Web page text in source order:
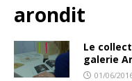
arondit
Le
galerie
01/06/